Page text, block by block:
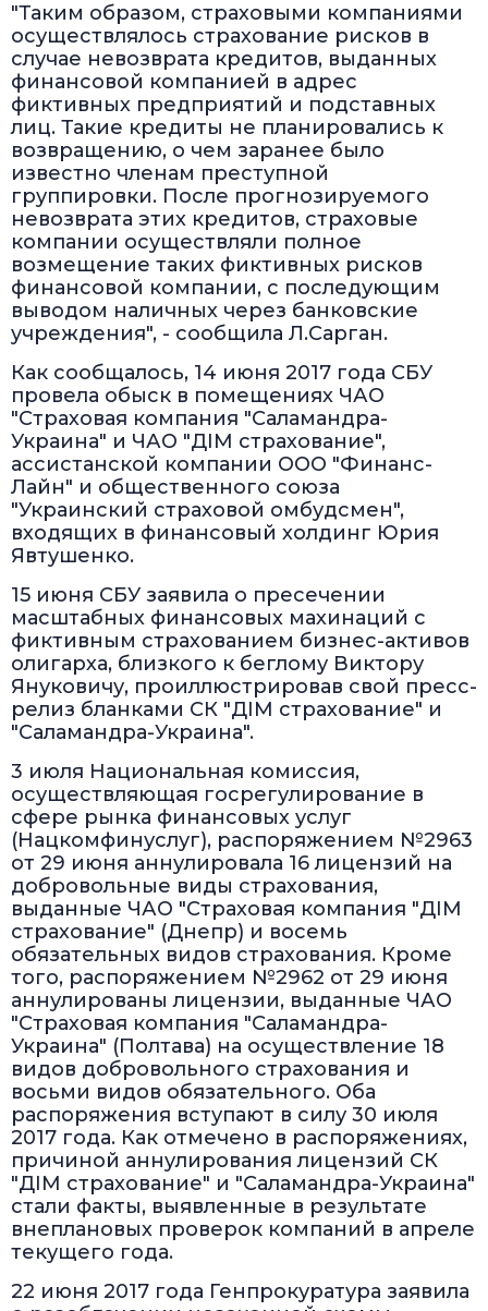
"Таким образом, страховыми компаниями
осуществлялось страхование рисков в
случае невозврата кредитов, выданных
финансовой компанией в адрес
фиктивных предприятий и подставных
лиц. Такие кредиты не планировались к
возвращению, о чем заранее было
известно членам преступной
группировки. После прогнозируемого
невозврата этих кредитов, страховые
компании осуществляли полное
возмещение таких фиктивных рисков
финансовой компании, с последующим
выводом наличных через банковские
учреждения", - сообщила Л.Сарган.
Как сообщалось, 14 июня 2017 года СБУ
провела обыск в помещениях ЧАО
"Страховая компания "Саламандра-
Украина" и ЧАО "ДIМ страхование",
ассистанской компании ООО "Финанс-
Лайн" и общественного союза
"Украинский страховой омбудсмен",
входящих в финансовый холдинг Юрия
Явтушенко.
15 июня СБУ заявила о пресечении
масштабных финансовых махинаций с
фиктивным страхованием бизнес-активов
олигарха, близкого к беглому Виктору
Януковичу, проиллюстрировав свой пресс-
релиз бланками СК "ДIМ страхование" и
"Саламандра-Украина".
3 июля Национальная комиссия,
осуществляющая госрегулирование в
сфере рынка финансовых услуг
(Нацкомфинуслуг), распоряжением №2963
от 29 июня аннулировала 16 лицензий на
добровольные виды страхования,
выданные ЧАО "Страховая компания "ДІМ
страхование" (Днепр) и восемь
обязательных видов страхования. Кроме
того, распоряжением №2962 от 29 июня
аннулированы лицензии, выданные ЧАО
"Страховая компания "Саламандра-
Украина" (Полтава) на осуществление 18
видов добровольного страхования и
восьми видов обязательного. Оба
распоряжения вступают в силу 30 июля
2017 года. Как отмечено в распоряжениях,
причиной аннулирования лицензий СК
"ДІМ страхование" и "Саламандра-Украина"
стали факты, выявленные в результате
внеплановых проверок компаний в апреле
текущего года.
22 июня 2017 года Генпрокуратура заявила